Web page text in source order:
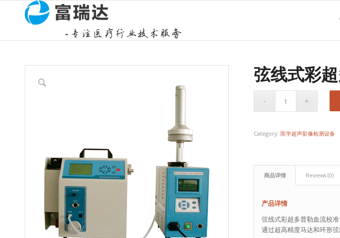
弦线式彩
Category: 医学超声影像检测设备
商品详情 Reviews (0)
产品详情
弦线式彩超多普勒血流校
通过超高精度马达和环形